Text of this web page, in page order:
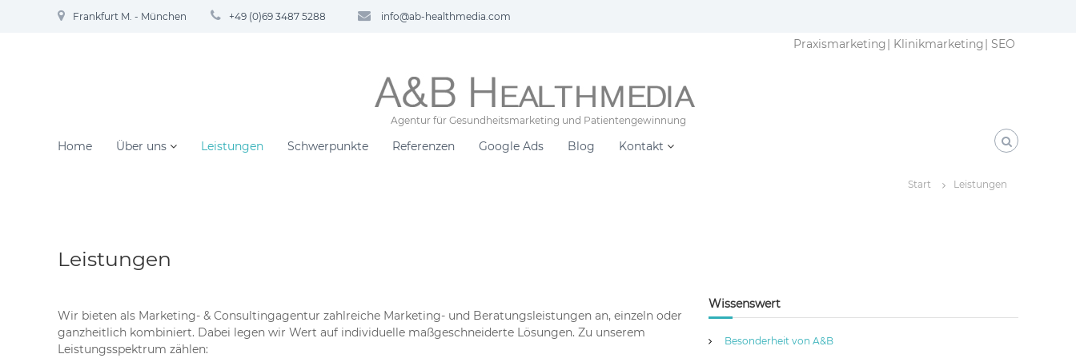
Frankfurt M. - München +49 (0)69 3487 5288 info@ab-healthmedia.com
Praxismarketing Klinikmarketing SEO
Agentur für Gesundheitsmarketing und Patientengewinnung
Home Über uns Leistungen Schwerpunkte Referenzen Google Ads Blog Kontakt
Leistungen
Start Leistungen
Wir bieten als Marketing- & Consultingagentur zahlreiche Marketing- und Beratungsleistungen an, einzeln oder
ganzheitlich kombiniert. Dabei legen wir Wert auf individuelle maßgeschneiderte Lösungen. Zu unserem
Leistungsspektrum zählen:
Wissenswert
Besonderheit von A&B